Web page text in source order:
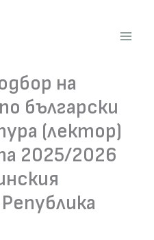
на
български
(лектор)
2025/2026